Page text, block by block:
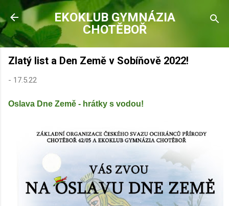
Přeskočit na hlavní obsah
EKOKLUB GYMNÁZIA
CHOTĚBOŘ
Zlatý list a Den Země v Sobíňově 2022!
- 17.5.22
Oslava Dne Země - hrátky s vodou!